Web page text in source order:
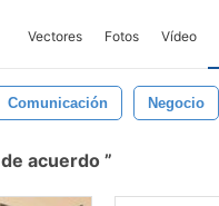
Vectores Fotos Vídeo
Comunicación Negocio
de acuerdo